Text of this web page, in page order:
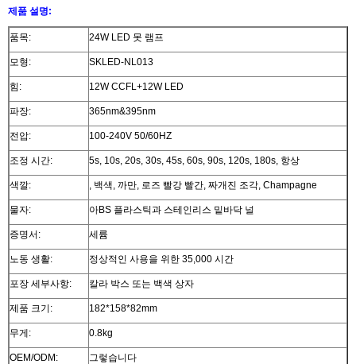
제품 설명:
품목: 24W LED 못 램프
모형: SKLED-NL013
힘: 12W CCFL+12W LED
파장: 365nm&395nm
전압: 100-240V 50/60HZ
조정 시간: 5s, 10s, 20s, 30s, 45s, 60s, 90s, 120s, 180s, 항상
색깔: , 백색, 까만, 로즈 빨강 빨간, 짜개진 조각, Champagne
물자: 아BS 플라스틱과 스테인리스 밑바닥 널
증명서: 세륨
노동 생활: 정상적인 사용을 위한 35,000 시간
포장 세부사항: 칼라 박스 또는 백색 상자
제품 크기: 182*158*82mm
무게: 0.8kg
OEM/ODM: 그렇습니다